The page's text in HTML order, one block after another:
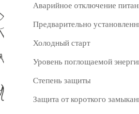
Аварийное отключение
Предварительно
Холодный старт
Уровень поглощаемой
Степень защиты
Защита от короткого